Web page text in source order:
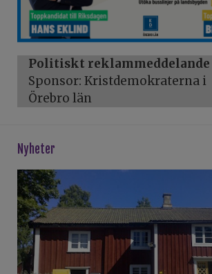
Politiskt reklammeddelande
Sponsor: Kristdemokraterna i
Örebro län
Nyheter